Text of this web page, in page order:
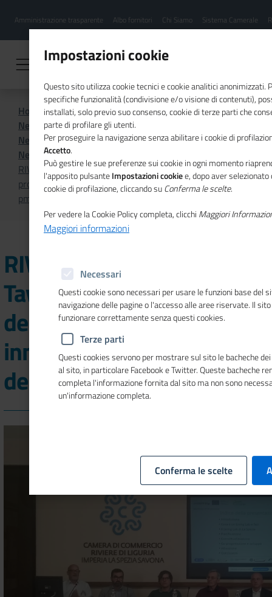
contenuto
Menu
hamburgher
Amministrazione trasparente Albo fornitori Chi Siamo Sistema Camerale
Home
Sistema Camerale
News dal sistema camerale
News dal sistema camerale - Archivio 2025
News dal sistema camerale - Ottobre 2025
RIVIERE DI LIGURIA - Tavola rotonda operativa del
progetto Open Circular, innovazione e sostenibilità delle
pmi
RIVIERE DI LIGURIA -
Tavola rotonda operativa
del progetto Open Circular,
innovazione e sostenibilità
delle pmi
Impostazioni cookie
Questo sito utilizza cookie tecnici e cookie analitici anonimizzati.
specifiche funzionalità (condivisione e/o visione di contenuti),
installati, solo previo suo consenso, cookie di terze parti che
parte di profilare gli utenti.
Per proseguire la navigazione senza abilitare i cookie di
Accetto.
Può gestire le sue preferenze sui cookie in ogni momento
l'apposito pulsanteImpostazioni cookiee, dopo aver
cookie di profilazione, cliccando suConferma le scelte.
Per vedere la Cookie Policy completa, clicchi Maggiori
Maggiori informazioni
Necessari
Questi cookie sono necessari per usare le funzioni base del
navigazione delle pagine o l'accesso alle aree riservate. Il
funzionare correttamente senza questi cookies.
Terze parti
Questi cookies servono per mostrare sul sito le bacheche
al sito, in particolare Facebook e Twitter. Queste bacheche
completa l'informazione fornita dal sito ma non sono
un'informazione completa.
Conferma le scelte